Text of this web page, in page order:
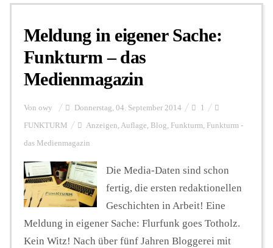
Personalien
Hintergrund
FUNKTURM-Beiträge
Podcast
Seminare
Meldung in eigener Sache:
Funkturm – das
Medienmagazin
Von owy Donnerstag, 04. September 2014 1
FUNKTURM Anzeigen, Auflage, Blog, Funkturm, Funkturm -
das Medienmagazin
Die Media-Daten sind schon
fertig, die ersten redaktionellen
Geschichten in Arbeit! Eine
Meldung in eigener Sache: Flurfunk goes Totholz.
Kein Witz! Nach über fünf Jahren Bloggerei mit